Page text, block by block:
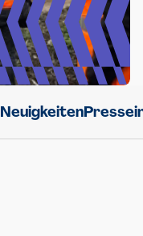
Neuigkeiten